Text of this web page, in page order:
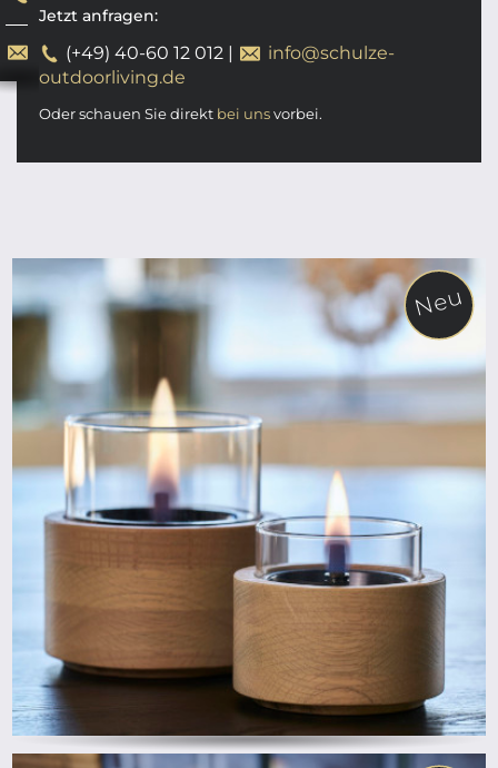
Jetzt anfragen:
(+49) 40-60 12 012 |
info@schulze-
outdoorliving.de
Oder schauen Sie direkt bei unsvorbei.
Neu